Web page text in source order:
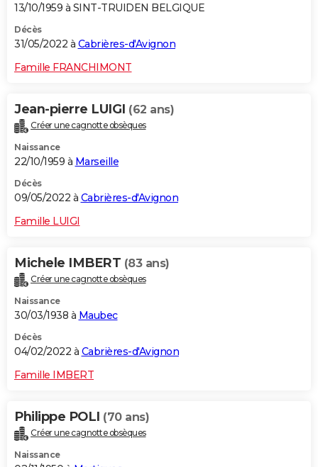
13/10/1959 à SINT-TRUIDEN BELGIQUE
Décès
31/05/2022 à Cabrières-d'Avignon
Famille FRANCHIMONT
Jean-pierre LUIGI (62 ans)
Créer une cagnotte obsèques
Naissance
22/10/1959 à Marseille
Décès
09/05/2022 à Cabrières-d'Avignon
Famille LUIGI
Michele IMBERT (83 ans)
Créer une cagnotte obsèques
Naissance
30/03/1938 à Maubec
Décès
04/02/2022 à Cabrières-d'Avignon
Famille IMBERT
Philippe POLI (70 ans)
Créer une cagnotte obsèques
Naissance